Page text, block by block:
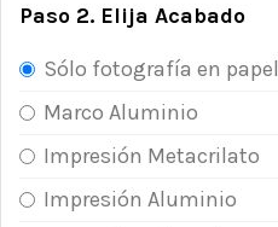
Paso 2. Elija Acabado
Sólo fotografía en papel
Marco Aluminio
Impresión Metacrilato
Impresión Aluminio